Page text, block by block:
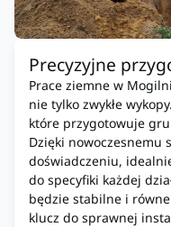
Precyzyjne
Prace ziemne w
nie tylko zwykłe
które przygotowuje
Dzięki
doświadczeniu,
do specyfiki każdej
będzie stabilne i
klucz do sprawnej